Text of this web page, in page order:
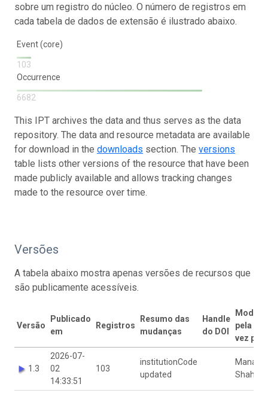
sobre um registro do núcleo. O número de registros em
cada tabela de dados de extensão é ilustrado abaixo.
Event (core)
103
Occurrence
6682
This IPT archives the data and thus serves as the data
repository. The data and resource metadata are available
for download in the downloads section. The versions
table lists other versions of the resource that have been
made publicly available and allows tracking changes
made to the resource over time.
Versões
A tabela abaixo mostra apenas versões de recursos que
são publicamente acessíveis.
Versão
Publicado
em
Registros
Resumo das
mudanças
Handle
do DOI
pela
vez por
1.3
2026-07-
02
14:33:51
103
institutionCode
updated
Manash
Shah